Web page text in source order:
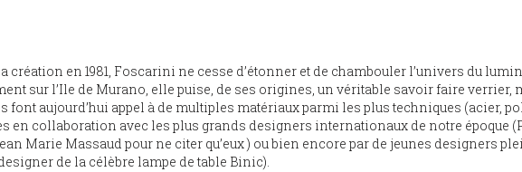
création en 1981, Foscarini ne cesse d’étonner et de chambouler l’univers du
sur l’Ile de Murano, elle puise, de ses origines, un véritable savoir faire verrier,
font aujourd’hui appel à de multiples matériaux parmi les plus techniques (acier,
en collaboration avec les plus grands designers internationaux de notre époque
Marie Massaud pour ne citer qu’eux ) ou bien encore par de jeunes designers
de la célèbre lampe de table Binic).